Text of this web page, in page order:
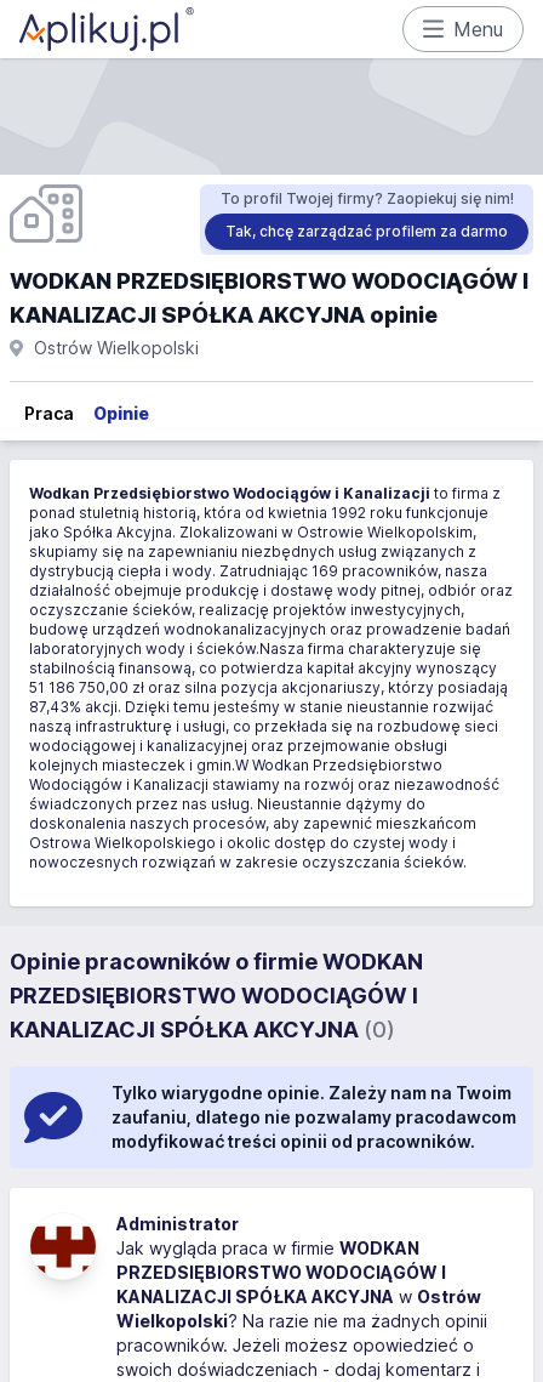
Menu
To profil Twojej firmy? Zaopiekuj się nim!
Tak, chcę zarządzać profilem za darmo
WODKAN PRZEDSIĘBIORSTWO WODOCIĄGÓW I
KANALIZACJI SPÓŁKA AKCYJNA opinie
Ostrów Wielkopolski
Praca Opinie
Wodkan Przedsiębiorstwo Wodociągów i Kanalizacji to firma z
ponad stuletnią historią, która od kwietnia 1992 roku funkcjonuje
jako Spółka Akcyjna. Zlokalizowani w Ostrowie Wielkopolskim,
skupiamy się na zapewnianiu niezbędnych usług związanych z
dystrybucją ciepła i wody. Zatrudniając 169 pracowników, nasza
działalność obejmuje produkcję i dostawę wody pitnej, odbiór oraz
oczyszczanie ścieków, realizację projektów inwestycyjnych,
budowę urządzeń wodnokanalizacyjnych oraz prowadzenie badań
laboratoryjnych wody i ścieków.Nasza firma charakteryzuje się
stabilnością finansową, co potwierdza kapitał akcyjny wynoszący
51 186 750,00 zł oraz silna pozycja akcjonariuszy, którzy posiadają
87,43% akcji. Dzięki temu jesteśmy w stanie nieustannie rozwijać
naszą infrastrukturę i usługi, co przekłada się na rozbudowę sieci
wodociągowej i kanalizacyjnej oraz przejmowanie obsługi
kolejnych miasteczek i gmin.W Wodkan Przedsiębiorstwo
Wodociągów i Kanalizacji stawiamy na rozwój oraz niezawodność
świadczonych przez nas usług. Nieustannie dążymy do
doskonalenia naszych procesów, aby zapewnić mieszkańcom
Ostrowa Wielkopolskiego i okolic dostęp do czystej wody i
nowoczesnych rozwiązań w zakresie oczyszczania ścieków.
Opinie pracowników o firmie WODKAN
PRZEDSIĘBIORSTWO WODOCIĄGÓW I
KANALIZACJI SPÓŁKA AKCYJNA (0)
Tylko wiarygodne opinie. Zależy nam na Twoim
zaufaniu, dlatego nie pozwalamy pracodawcom
modyfikować treści opinii od pracowników.
Administrator
Jak wygląda praca w firmie WODKAN
PRZEDSIĘBIORSTWO WODOCIĄGÓW I
KANALIZACJI SPÓŁKA AKCYJNA w Ostrów
Wielkopolski? Na razie nie ma żadnych opinii
pracowników. Jeżeli możesz opowiedzieć o
swoich doświadczeniach - dodaj komentarz i